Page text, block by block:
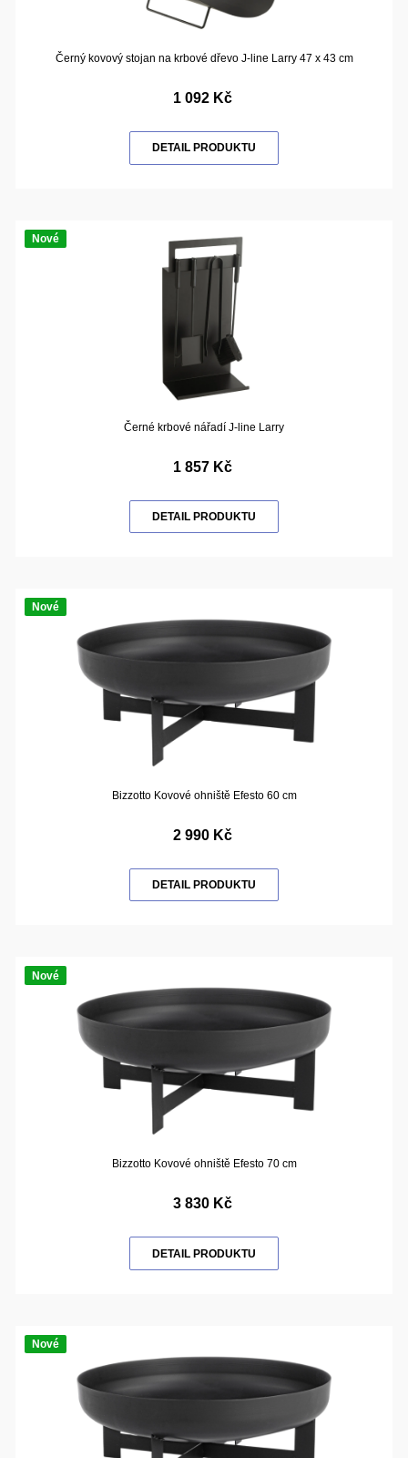
Černý kovový stojan na krbové dřevo J-line Larry 47 x 43 cm
1 092 Kč
DETAIL PRODUKTU
Nové
Černé krbové nářadí J-line Larry
1 857 Kč
DETAIL PRODUKTU
Nové
Bizzotto Kovové ohniště Efesto 60 cm
2 990 Kč
DETAIL PRODUKTU
Nové
Bizzotto Kovové ohniště Efesto 70 cm
3 830 Kč
DETAIL PRODUKTU
Nové